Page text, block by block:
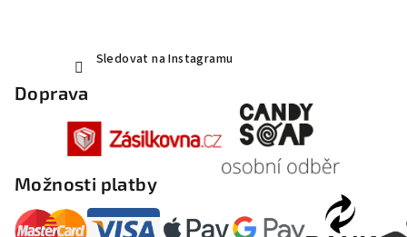
Sledovat na Instagramu
Doprava
Možnosti platby